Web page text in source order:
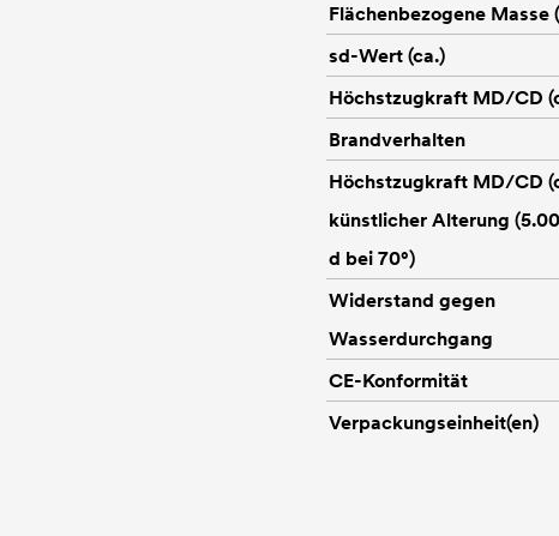
Flächenbezogene Masse
sd-Wert (ca.)
Höchstzugkraft MD/CD
Brandverhalten
Höchstzugkraft MD/CD
künstlicher Alterung
d bei 70°)
Widerstand gegen
Wasserdurchgang
CE-Konformität
Verpackungseinheit(en)